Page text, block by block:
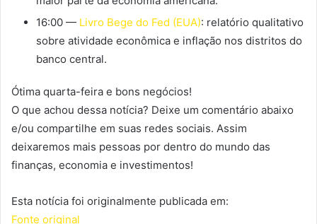
16:00 — Livro Bege do Fed (EUA): relatório qualitativo
sobre atividade econômica e inflação nos distritos do
banco central.
Ótima quarta-feira e bons negócios!
O que achou dessa notícia? Deixe um comentário abaixo
e/ou compartilhe em suas redes sociais. Assim
deixaremos mais pessoas por dentro do mundo das
finanças, economia e investimentos!
Esta notícia foi originalmente publicada em:
Fonte original